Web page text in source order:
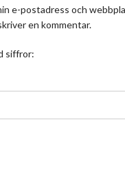
e-postadress och
en kommentar.
siffror: